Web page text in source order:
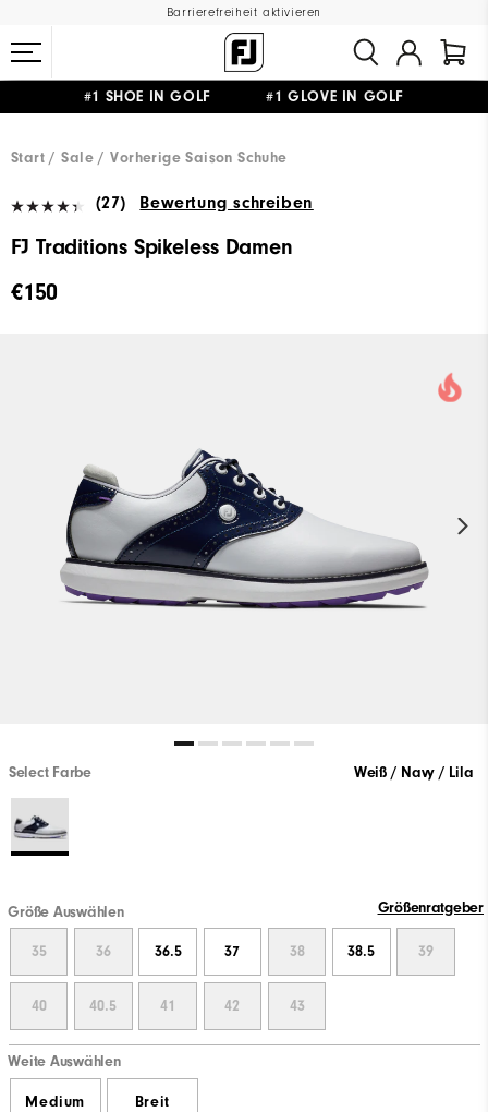
Barrierefreiheit aktivieren
#1 SHOE IN GOLF #1 GLOVE IN GOLF
Start
Sale Vorherige Saison Schuhe
(27) Bewertung schreiben
FJ Traditions Spikeless Damen
€150
Select Farbe Weiß / Navy / Lila
Größe Auswählen Größenratgeber
35 36 36.5 37 38 38.5 39
40 40.5 41 42 43
Weite Auswählen
Medium Breit